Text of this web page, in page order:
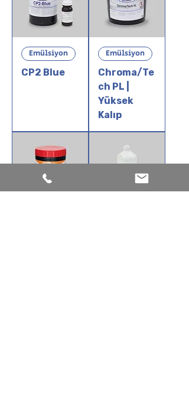
Emülsiyon
CP2 Blue
Emülsiyon
Chroma/Te
ch PL |
Yüksek
Kalıp